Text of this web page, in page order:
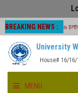
BREAKING NEWS :
-২০২৬ চলাকালীন সময়ে
University
House# 16/16/
MENU